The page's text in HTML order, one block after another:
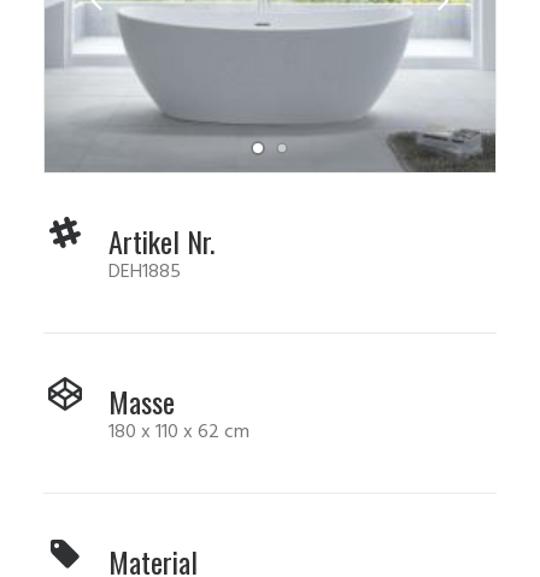
Artikel Nr.
DEH1885
Masse
180 x 110 x 62 cm
Material